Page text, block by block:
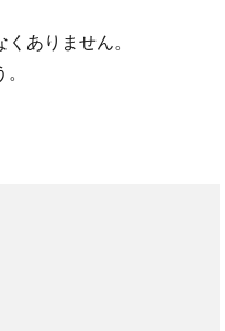
ありません。